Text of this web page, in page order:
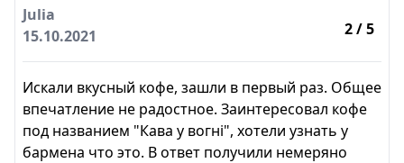
Julia
15.10.2021
2/ 5
Искали вкусный кофе, зашли в первый раз. Общее
впечатление не радостное. Заинтересовал кофе
под названием "Кава у вогні", хотели узнать у
бармена что это. В ответ получили немеряно